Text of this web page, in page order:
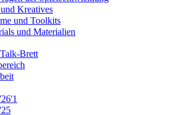
Kreatives
und Toolkits
und Materialien
Brett